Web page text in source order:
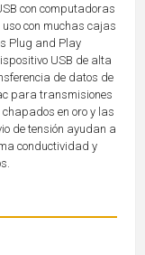
con computadoras
con muchas cajas
Plug and Play
USB de alta
de datos de
para transmisiones
en oro y las
de tensión ayudan a
conductividad y